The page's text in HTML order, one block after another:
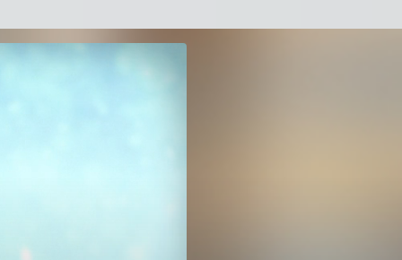
Applied Scholastics
Audiolibri